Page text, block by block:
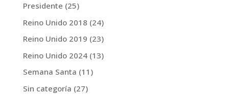
Presidente (25)
Reino Unido 2018 (24)
Reino Unido 2019 (23)
Reino Unido 2024(13)
Semana Santa (11)
Sin categoría (27)